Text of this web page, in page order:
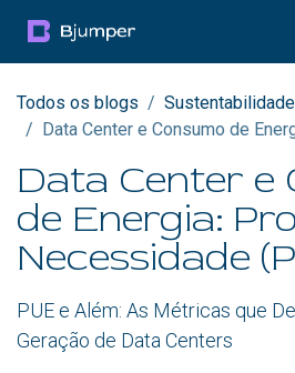
Todos os blogs
Sustentabilidade
Data Center e Consumo de Energia:
Data Center e
de Energia:
Necessidade
PUE e Além: As Métricas que
Geração de Data Centers